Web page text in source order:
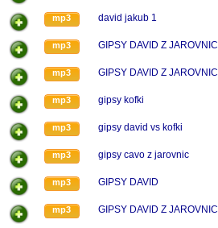
mp3 david jakub 1
mp3 GIPSY DAVID Z JAROVNIC
mp3 GIPSY DAVID Z JAROVNIC
mp3 gipsy kofki
mp3 gipsy david vs kofki
mp3 gipsy cavo z jarovnic
mp3 GIPSY DAVID
mp3 GIPSY DAVID Z JAROVNIC